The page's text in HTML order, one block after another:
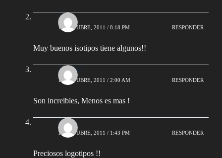
Lucas
12 OCTUBRE, 2011 / 8:18 PM RESPONDER
Muy buenos isotipos tiene algunos!!
Fiorella
15 OCTUBRE, 2011 / 2:00 AM RESPONDER
Son increibles, Menos es mas !
Kekys
15 OCTUBRE, 2011 / 1:43 PM RESPONDER
Preciosos logotipos !!